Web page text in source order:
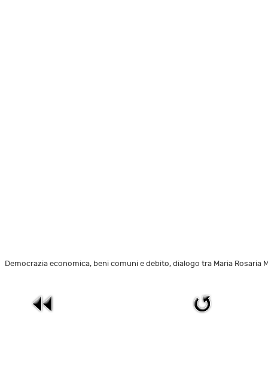
Democrazia economica, beni comuni e debito, dialogo tra Maria Rosaria